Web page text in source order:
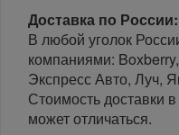
Доставка по России:
В любой уголок
компаниями:
Экспресс Авто, Луч,
Стоимость доставки
может отличаться.